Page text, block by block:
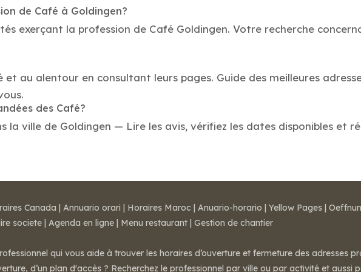
de Café à Goldingen?
exerçant la profession de Café Goldingen. Votre recherche
au alentour en consultant leurs pages. Guide des meilleures
des Café?
la ville de Goldingen — Lire les avis, vérifiez les dates disponibles et
Canada | Annuario orari | Horaires Maroc | Anuario-horario | Yellow Pages |
societe | Agenda en ligne | Menu restaurant | Gestion de chantier
qui vous aide à trouver les horaires d’ouverture et fermeture des adresses
d’un plan d'accès ? Recherchez le professionnel par ville ou par activité et aussi